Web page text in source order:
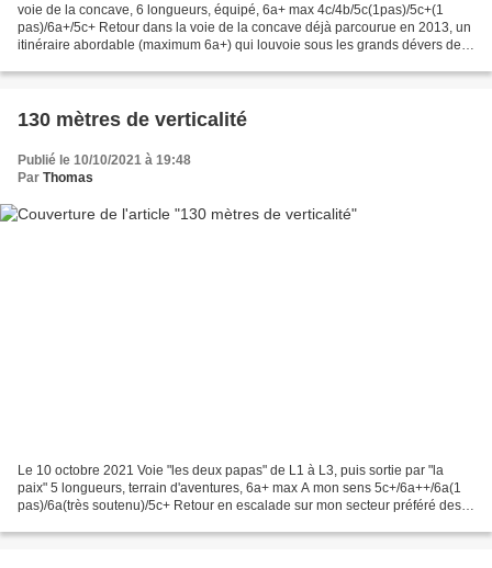
voie de la concave, 6 longueurs, équipé, 6a+ max 4c/4b/5c(1pas)/5c+(1
pas)/6a+/5c+ Retour dans la voie de la concave déjà parcourue en 2013, un
itinéraire abordable (maximum 6a+) qui louvoie sous les grands dévers de
130 mètres de verticalité
Publié le 10/10/2021 à 19:48
Par Thomas
Le 10 octobre 2021 Voie "les deux papas" de L1 à L3, puis sortie par "la
paix" 5 longueurs, terrain d'aventures, 6a+ max A mon sens 5c+/6a++/6a(1
pas)/6a(très soutenu)/5c+ Retour en escalade sur mon secteur préféré des